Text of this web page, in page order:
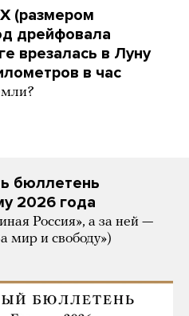
(размером
дрейфовала
врезалась в Луну
в час
бюллетень
2026 года
Россия», а за ней —
мир и свободу»)